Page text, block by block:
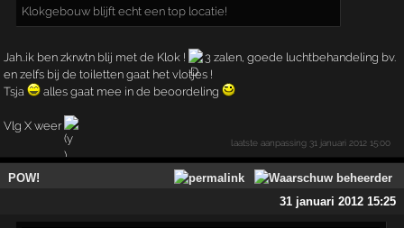
Klokgebouw blijft echt een top locatie!
Jah..ik ben zkrwtn blij met de Klok !
3 zalen, goede luchtbehandeling bv.
en zelfs bij de toiletten gaat het vlotjes !
Tsja
alles gaat mee in de beoordeling
Vlg X weer
laatste aanpassing 31 januari 2012 15:00
POW!
31 januari 2012 15:25